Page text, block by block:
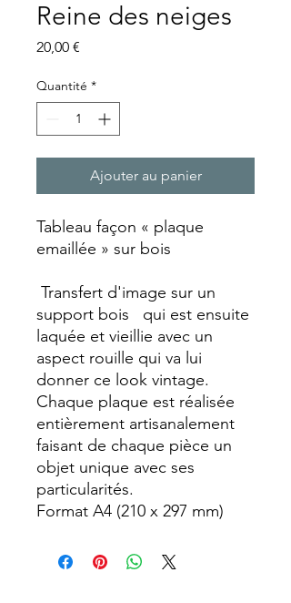
Reine des neiges
20,00 €
Quantité *
Ajouter au panier
Tableau façon « plaque
emaillée » sur bois
Transfert d'image sur un
support bois qui est ensuite
laquée et vieillie avec un
aspect rouille qui va lui
donner ce look vintage.
Chaque plaque est réalisée
entièrement artisanalement
faisant de chaque pièce un
objet unique avec ses
particularités.
Format A4 (210 x 297 mm)